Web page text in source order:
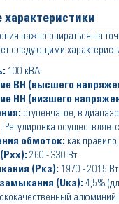
характеристики
важно опираться на
следующими
100 кВА.
ВН (высшего
НН (низшего
ступенчатое, в
обмоток: как
260 - 330 Вт.
(Ркз): 1970 - 2015 Вт.
(Uкз): 4,5%
алюминий